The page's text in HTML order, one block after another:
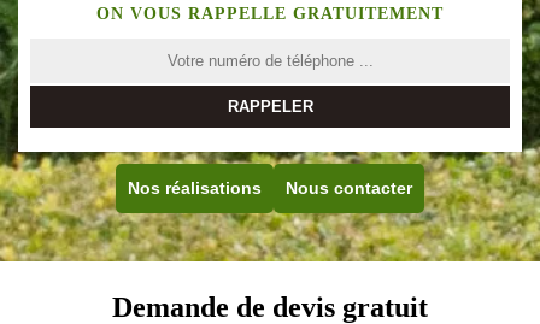
ON VOUS RAPPELLE GRATUITEMENT
Nos réalisations Nous contacter
Demande de devis gratuit